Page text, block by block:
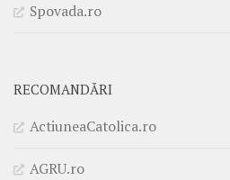
Spovada.ro
RECOMANDĂRI
ActiuneaCatolica.ro
AGRU.ro